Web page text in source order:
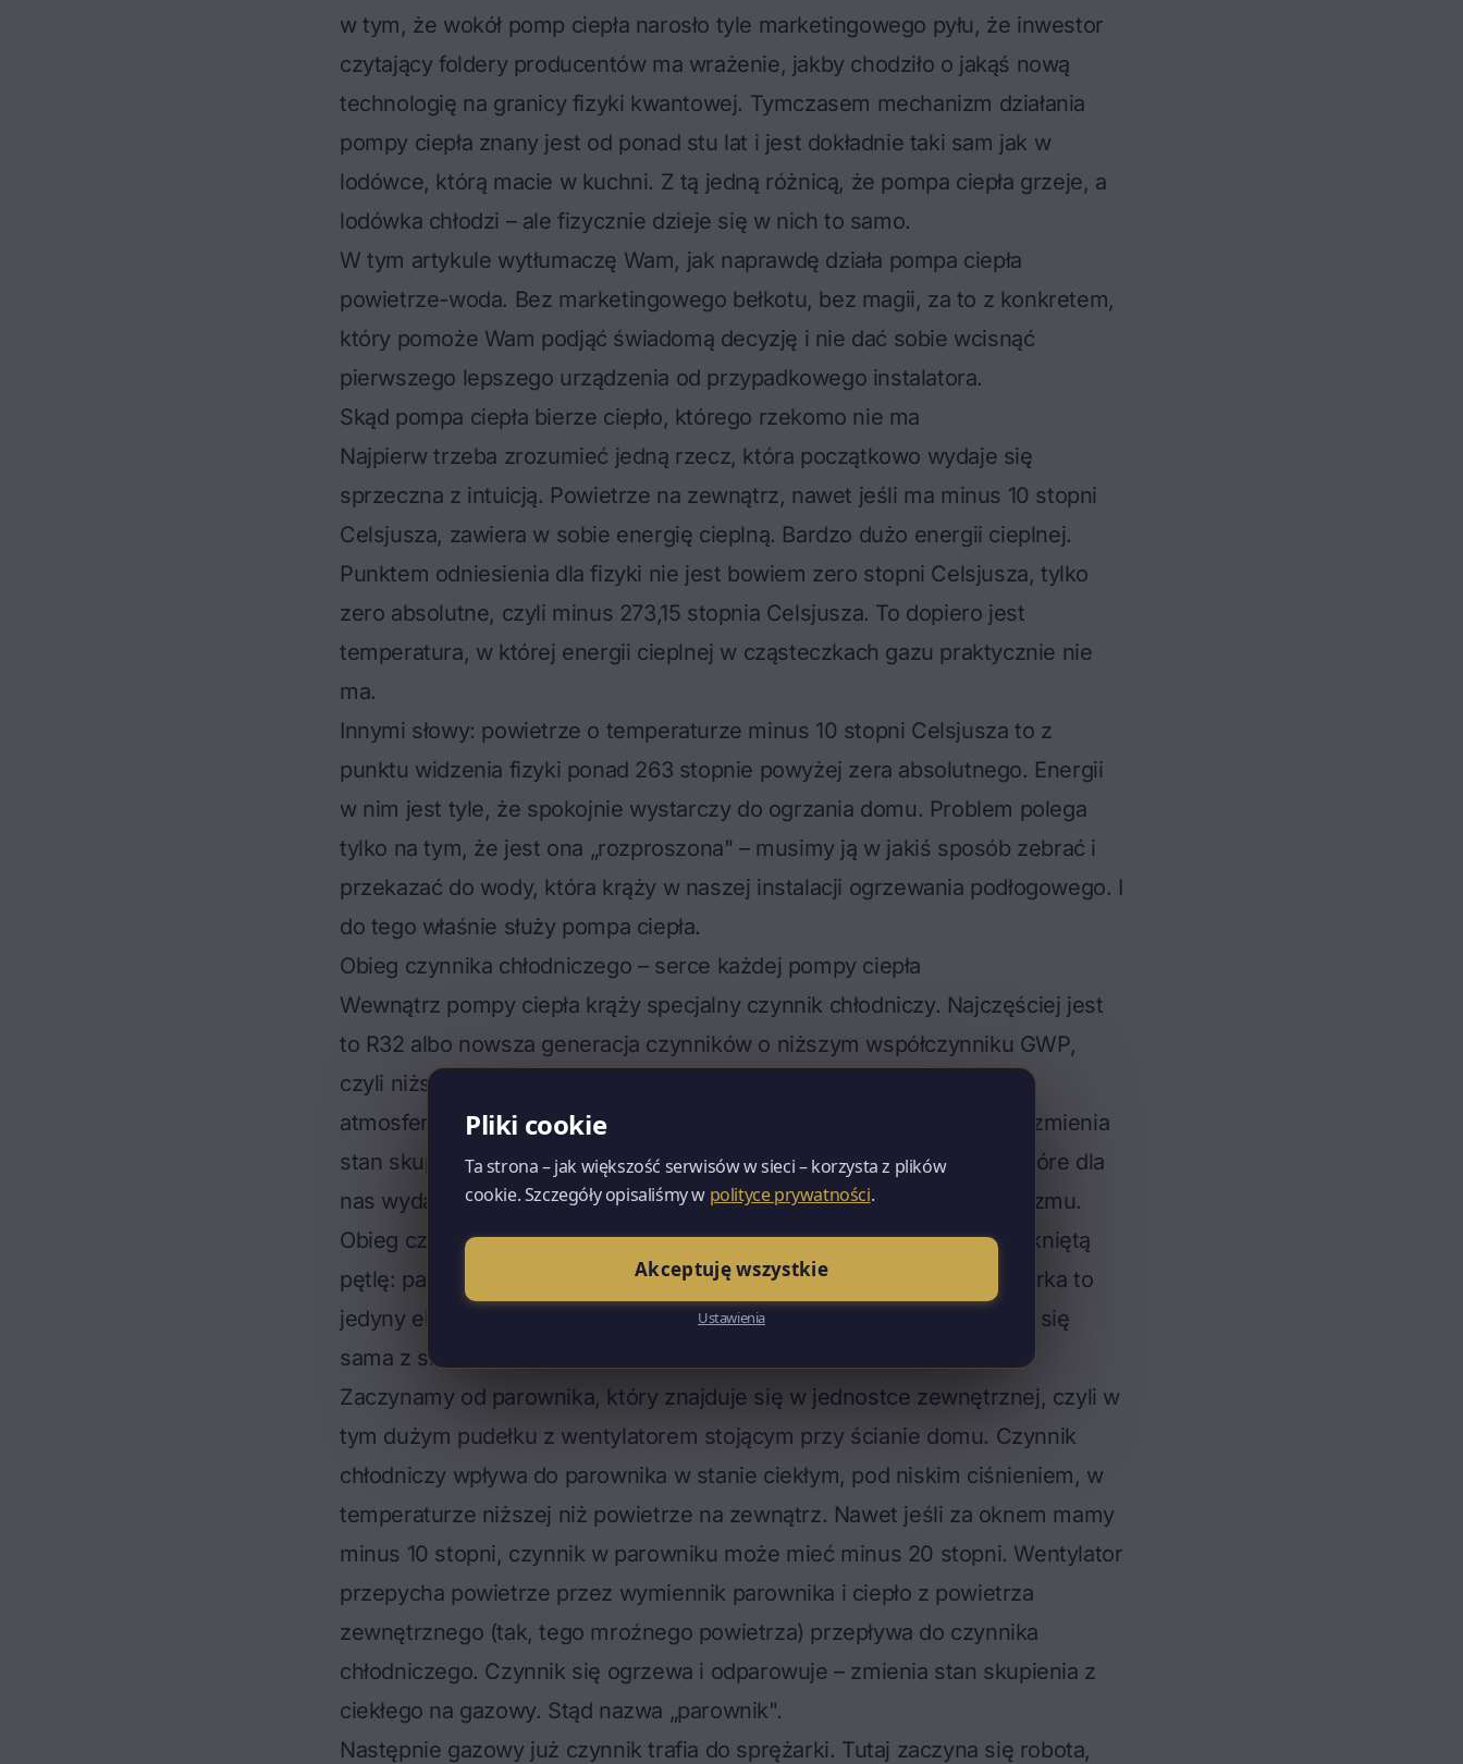
w tym, że wokół pomp ciepła narosło tyle marketingowego pyłu, że inwestor
czytający foldery producentów ma wrażenie, jakby chodziło o jakąś nową
technologię na granicy fizyki kwantowej. Tymczasem mechanizm działania
pompy ciepła znany jest od ponad stu lat i jest dokładnie taki sam jak w
lodówce, którą macie w kuchni. Z tą jedną różnicą, że pompa ciepła grzeje, a
lodówka chłodzi – ale fizycznie dzieje się w nich to samo.
W tym artykule wytłumaczę Wam, jak naprawdę działa pompa ciepła
powietrze-woda. Bez marketingowego bełkotu, bez magii, za to z konkretem,
który pomoże Wam podjąć świadomą decyzję i nie dać sobie wcisnąć
pierwszego lepszego urządzenia od przypadkowego instalatora.
Skąd pompa ciepła bierze ciepło, którego rzekomo nie ma
Najpierw trzeba zrozumieć jedną rzecz, która początkowo wydaje się
sprzeczna z intuicją. Powietrze na zewnątrz, nawet jeśli ma minus 10 stopni
Celsjusza, zawiera w sobie energię cieplną. Bardzo dużo energii cieplnej.
Punktem odniesienia dla fizyki nie jest bowiem zero stopni Celsjusza, tylko
zero absolutne, czyli minus 273,15 stopnia Celsjusza. To dopiero jest
temperatura, w której energii cieplnej w cząsteczkach gazu praktycznie nie
ma.
Innymi słowy: powietrze o temperaturze minus 10 stopni Celsjusza to z
punktu widzenia fizyki ponad 263 stopnie powyżej zera absolutnego. Energii
w nim jest tyle, że spokojnie wystarczy do ogrzania domu. Problem polega
tylko na tym, że jest ona „rozproszona" – musimy ją w jakiś sposób zebrać i
przekazać do wody, która krąży w naszej instalacji ogrzewania podłogowego. I
do tego właśnie służy pompa ciepła.
Obieg czynnika chłodniczego – serce każdej pompy ciepła
Wewnątrz pompy ciepła krąży specjalny czynnik chłodniczy. Najczęściej jest
to R32 albo nowsza generacja czynników o niższym współczynniku GWP,
czyli niższym wpływie na efekt cieplarniany w razie ulatnienia się do
atmosfery. Czynnik ten ma jedną cudowną właściwość: bardzo łatwo zmienia
stan skupienia z ciekłego na gazowy i odwrotnie, w temperaturach, które dla
nas wydają się skrajnie niskie. To podstawowa cecha całego mechanizmu.
Obieg czynnika składa się z czterech elementów połączonych w zamkniętą
pętlę: parownika, sprężarki, skraplacza i zaworu rozprężnego. Sprężarka to
jedyny element, który zużywa prąd. Cała reszta to fizyka, która dzieje się
sama z siebie.
Zaczynamy od parownika, który znajduje się w jednostce zewnętrznej, czyli w
tym dużym pudełku z wentylatorem stojącym przy ścianie domu. Czynnik
chłodniczy wpływa do parownika w stanie ciekłym, pod niskim ciśnieniem, w
temperaturze niższej niż powietrze na zewnątrz. Nawet jeśli za oknem mamy
minus 10 stopni, czynnik w parowniku może mieć minus 20 stopni. Wentylator
przepycha powietrze przez wymiennik parownika i ciepło z powietrza
zewnętrznego (tak, tego mroźnego powietrza) przepływa do czynnika
chłodniczego. Czynnik się ogrzewa i odparowuje – zmienia stan skupienia z
ciekłego na gazowy. Stąd nazwa „parownik".
Następnie gazowy już czynnik trafia do sprężarki. Tutaj zaczyna się robota,
Pliki cookie
Ta strona – jak większość serwisów w sieci – korzysta z plików
cookie. Szczegóły opisaliśmy w polityce prywatności.
Akceptuję wszystkie
Ustawienia